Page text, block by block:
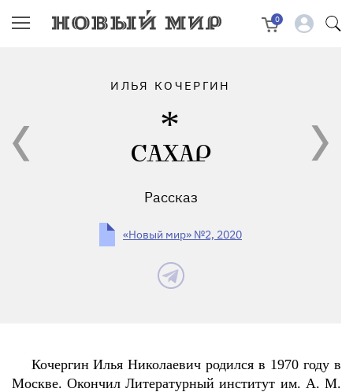
0
ИЛЬЯ КОЧЕРГИН
САХАР
Рассказ
«Новый мир» №2, 2020
Кочергин Илья Николаевич родился в 1970 году в
Москве. Окончил Литературный институт им. А. М.